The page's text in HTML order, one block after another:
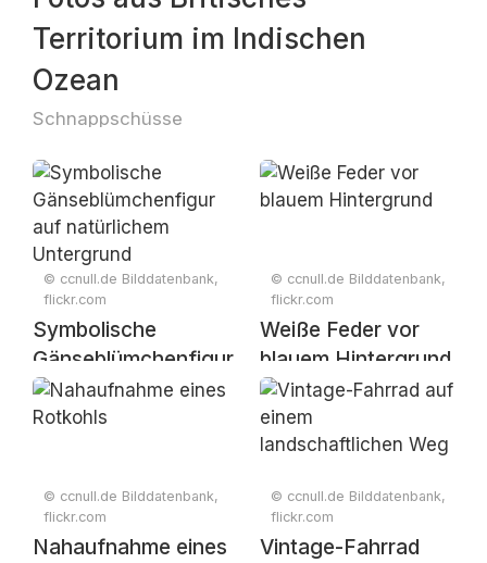
Territorium im Indischen
Ozean
Schnappschüsse
© ccnull.de Bilddatenbank,
flickr.com
Symbolische
Gänseblümchenfigur
auf natürlichem
Untergrund
© ccnull.de Bilddatenbank,
flickr.com
Weiße Feder vor
blauem Hintergrund
© ccnull.de Bilddatenbank,
flickr.com
Nahaufnahme eines
© ccnull.de Bilddatenbank,
flickr.com
Vintage-Fahrrad